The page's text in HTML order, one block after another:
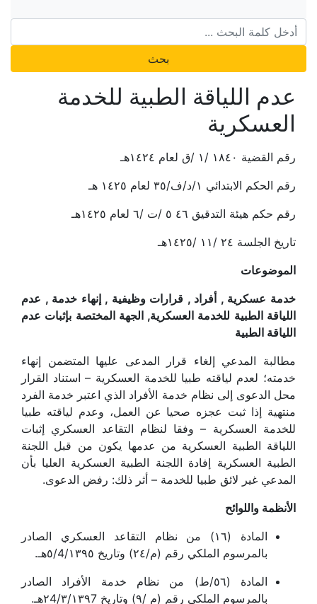
بحث
عدم اللياقة الطبية للخدمة
العسكرية
رقم القضية ١٨٤٠ /١ /ق لعام ١٤٢٤هـ
رقم الحكم الابتدائي ١/د/ف/٣٥ لعام ١٤٢٥ هـ
رقم حكم هيئة التدقيق ٤٦ ٥ /ت /٦ لعام ١٤٢٥هـ
تاريخ الجلسة ٢٤ /١١ /١٤٢٥هـ
الموضوعات
خدمة عسكرية , أفراد , قرارات وظيفية , إنهاء خدمة , عدم
اللياقة الطبية للخدمة العسكرية, الجهة المختصة بإثبات عدم
اللياقة الطبية
مطالبة المدعي إلغاء قرار المدعى عليها المتضمن إنهاء
خدمته؛ لعدم لياقته طبيا للخدمة العسكرية – استناد القرار
محل الدعوى إلى نظام خدمة الأفراد الذي اعتبر خدمة الفرد
منتهية إذا ثبت عجزه صحيا عن العمل، وعدم لياقته طبيا
للخدمة العسكرية – وفقا لنظام التقاعد العسكري إثبات
اللياقة الطبية العسكرية من عدمها يكون من قبل اللجنة
الطبية العسكرية إفادة اللجنة الطبية العسكرية العليا بأن
المدعي غير لائق طبيا للخدمة – أثر ذلك: رفض الدعوى.
الأنظمة واللوائح
المادة (١٦) من نظام التقاعد العسكري الصادر
بالمرسوم الملكي رقم (م/٢٤) وتاريخ ٥/4/١٣٩٥هـ.
المادة (٥٦/ط) من نظام خدمة الأفراد الصادر
بالمرسوم الملكي رقم (م /٩) وتاريخ ٢4/٣/١٣٩7هـ.